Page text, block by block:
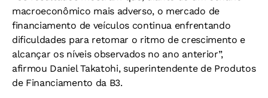
macroeconômico mais adverso, o mercado de
financiamento de veículos continua enfrentando
dificuldades para retomar o ritmo de crescimento e
alcançar os níveis observados no ano anterior”,
afirmou Daniel Takatohi, superintendente de Produtos
de Financiamento da B3.